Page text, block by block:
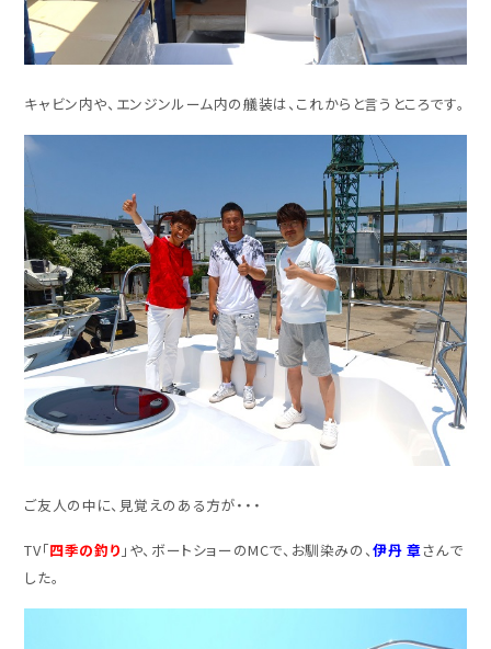
キャビン内や、エンジンルーム内の艤装は、これからと言うところです。
ご友人の中に、見覚えのある方が・・・
TV「四季の釣り 」や、ボートショーのMCで、お馴染みの、伊丹 章さんで
した。